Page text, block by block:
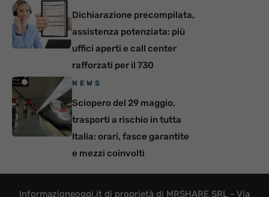
Dichiarazione precompilata,
assistenza potenziata: più
uffici aperti e call center
rafforzati per il 730
NEWS
Sciopero del 29 maggio,
trasporti a rischio in tutta
Italia: orari, fasce garantite
e mezzi coinvolti
Informazioneoggi.it di proprietà di MRSHARE SRL - Via